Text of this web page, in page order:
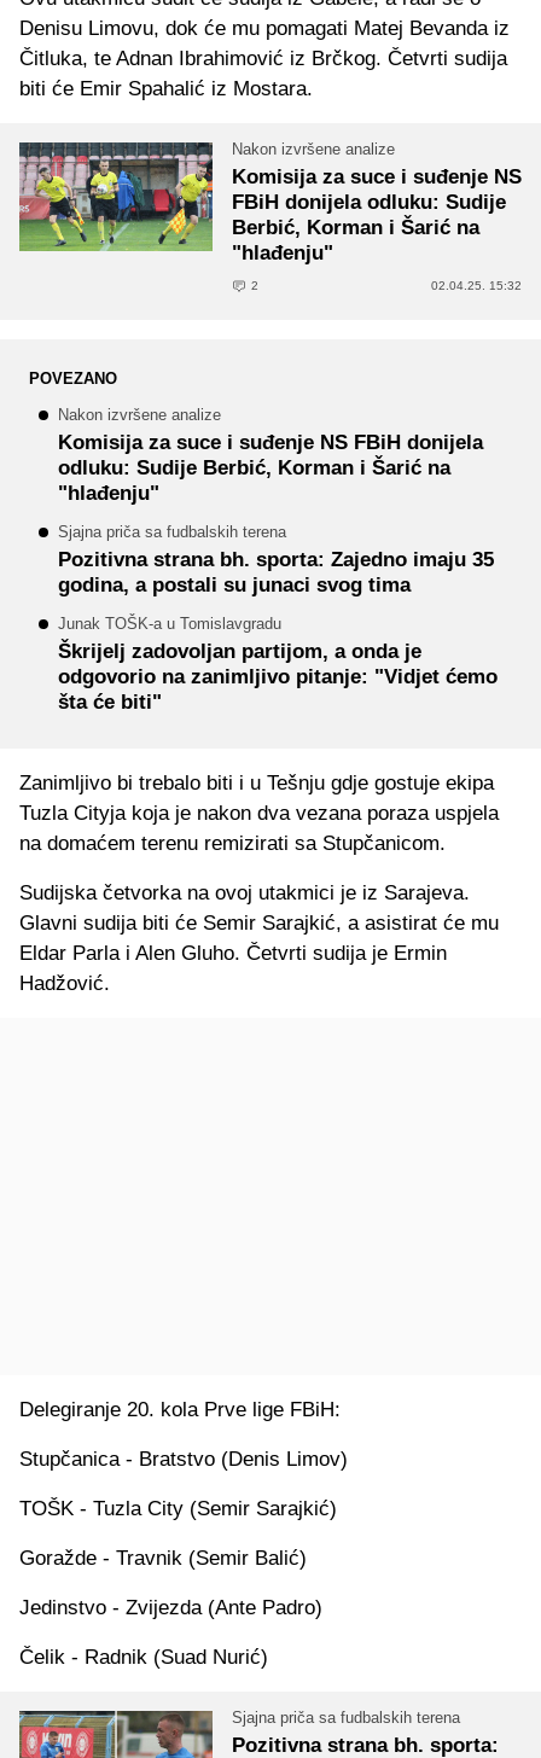
Denisu Limovu, dok će mu pomagati Matej Bevanda iz
Čitluka, te Adnan Ibrahimović iz Brčkog. Četvrti sudija
biti će Emir Spahalić iz Mostara.
Nakon izvršene analize
Komisija za suce i suđenje NS
FBiH donijela odluku: Sudije
Berbić, Korman i Šarić na
"hlađenju"
2 02.04.25. 15:32
POVEZANO
Nakon izvršene analize
Komisija za suce i suđenje NS FBiH donijela
odluku: Sudije Berbić, Korman i Šarić na
"hlađenju"
Sjajna priča sa fudbalskih terena
Pozitivna strana bh. sporta: Zajedno imaju 35
godina, a postali su junaci svog tima
Junak TOŠK-a u Tomislavgradu
Škrijelj zadovoljan partijom, a onda je
odgovorio na zanimljivo pitanje: "Vidjet ćemo
šta će biti"
Zanimljivo bi trebalo biti i u Tešnju gdje gostuje ekipa
Tuzla Cityja koja je nakon dva vezana poraza uspjela
na domaćem terenu remizirati sa Stupčanicom.
Sudijska četvorka na ovoj utakmici je iz Sarajeva.
Glavni sudija biti će Semir Sarajkić, a asistirat će mu
Eldar Parla i Alen Gluho. Četvrti sudija je Ermin
Hadžović.
Delegiranje 20. kola Prve lige FBiH:
Stupčanica - Bratstvo (Denis Limov)
TOŠK - Tuzla City (Semir Sarajkić)
Goražde - Travnik (Semir Balić)
Jedinstvo - Zvijezda (Ante Padro)
Čelik - Radnik (Suad Nurić)
Sjajna priča sa fudbalskih terena
Pozitivna strana bh. sporta: